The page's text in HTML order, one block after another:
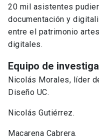
20 mil asistentes
documentación y
entre el patrimonio
digitales.
Equipo de
Nicolás Morales, líder
Diseño UC.
Nicolás Gutiérrez.
Macarena Cabrera.